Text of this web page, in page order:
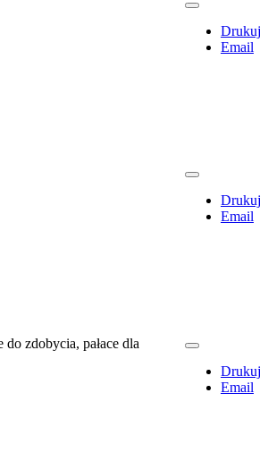
Drukuj
Email
Drukuj
Email
Drukuj
Email
zdobycia, pałace dla